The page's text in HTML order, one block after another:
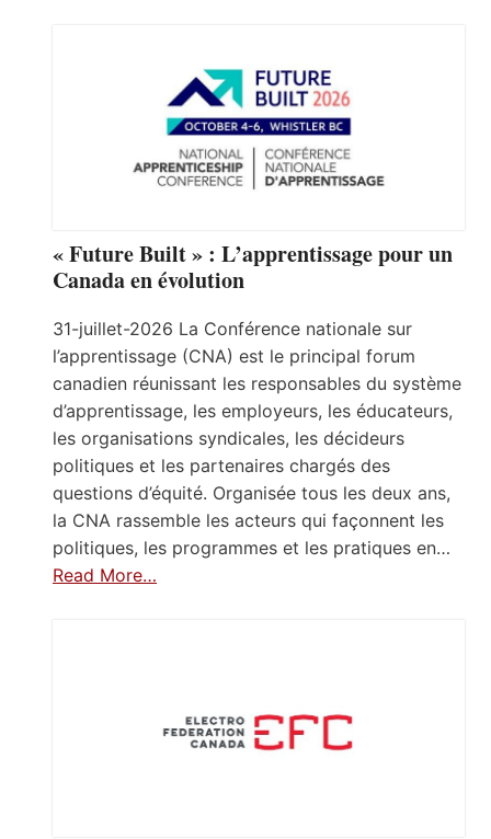
« Future Built » : L’apprentissage pour un
Canada en évolution
31-juillet-2026 La Conférence nationale sur
l’apprentissage (CNA) est le principal forum
canadien réunissant les responsables du système
d’apprentissage, les employeurs, les éducateurs,
les organisations syndicales, les décideurs
politiques et les partenaires chargés des
questions d’équité. Organisée tous les deux ans,
la CNA rassemble les acteurs qui façonnent les
politiques, les programmes et les pratiques en…
Read More…